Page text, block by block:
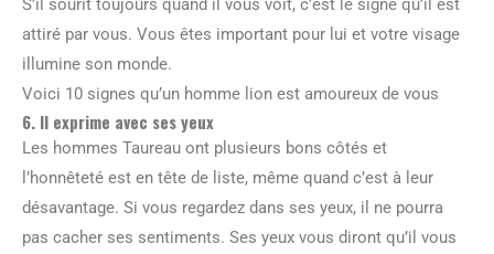
S’il sourit toujours quand il vous voit, c’est le signe qu’il est
attiré par vous. Vous êtes important pour lui et votre visage
illumine son monde.
Voici 10 signes qu’un homme lion est amoureux de vous
6. Il exprime avec ses yeux
Les hommes Taureau ont plusieurs bons côtés et
l’honnêteté est en tête de liste, même quand c’est à leur
désavantage. Si vous regardez dans ses yeux, il ne pourra
pas cacher ses sentiments. Ses yeux vous diront qu’il vous